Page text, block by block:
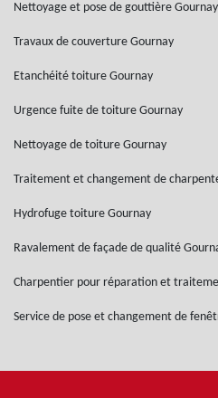
Nettoyage et pose de gouttière Gournay
Travaux de couverture Gournay
Etanchéité toiture Gournay
Urgence fuite de toiture Gournay
Nettoyage de toiture Gournay
Traitement et changement de
Hydrofuge toiture Gournay
Ravalement de façade de qualité
Charpentier pour réparation et
Service de pose et changement de